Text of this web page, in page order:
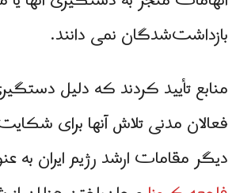
بازداشت‌شدگان نمی دانند.
منابع تأیید کردند که دلیل
فعالان مدنی تلاش آنها برای
دیگر مقامات ارشد رژیم ایران به